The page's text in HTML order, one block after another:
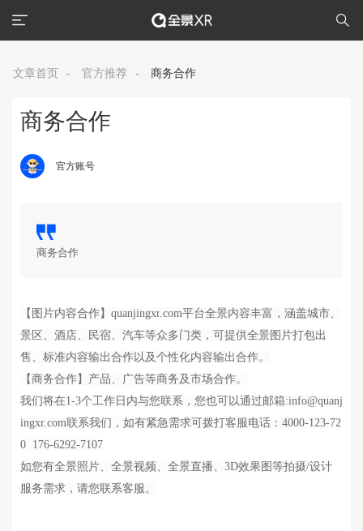
文章首页 - 官方推荐 - 商务合作
商务合作
官方账号
商务合作
【图片内容合作】 quanjingxr.com平台全景内容丰富，涵盖城市、
景区、酒店、民宿、汽车等众多门类，可提供全景图片打包出
售、标准内容输出合作以及个性化内容输出合作。
【商务合作】产品、广告等商务及市场合作。
我们将在1-3个工作日内与您联系，您也可以通过邮箱:info@quanj
ingxr.com联系我们，如有紧急需求可拨打客服电话： 4000-123-72
0 176-6292-7107
如您有全景照片、全景视频、全景直播、 3D效果图等拍摄/设计
服务需求，请您联系客服。